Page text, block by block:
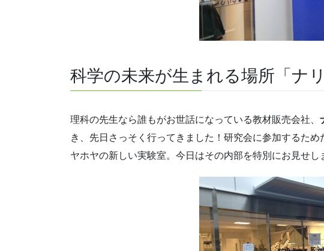
科学の未来が生まれる場所「ナ
理科の先生なら誰もがお世話になっている教材販売会社、
き、先日さっそく行ってきました！研究会に参加するた
ヤホヤの新しい実験室。今日はその内部を特別にお見せし